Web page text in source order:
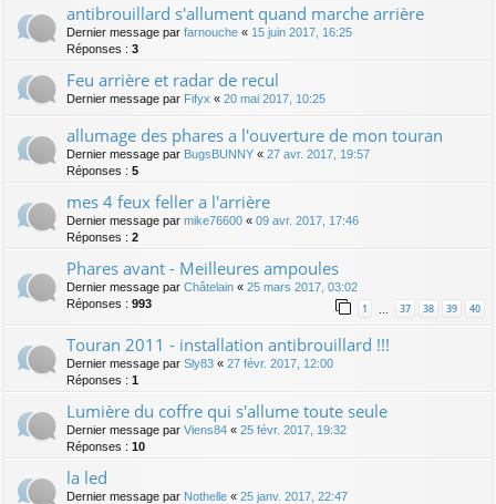
antibrouillard s'allument quand marche arrière
Dernier message par farnouche « 15 juin 2017, 16:25
Réponses : 3
Feu arrière et radar de recul
Dernier message par Fifyx « 20 mai 2017, 10:25
allumage des phares a l'ouverture de mon touran
Dernier message par BugsBUNNY « 27 avr. 2017, 19:57
Réponses : 5
mes 4 feux feller a l'arrière
Dernier message par mike76600 « 09 avr. 2017, 17:46
Réponses : 2
Phares avant - Meilleures ampoules
Dernier message par Châtelain « 25 mars 2017, 03:02
Réponses : 993 1 37 38 39 40
Touran 2011 - installation antibrouillard !!!
Dernier message par Sly83 « 27 févr. 2017, 12:00
Réponses : 1
Lumière du coffre qui s'allume toute seule
Dernier message par Viens84 « 25 févr. 2017, 19:32
Réponses : 10
la led
Dernier message par Nothelle « 25 janv. 2017, 22:47